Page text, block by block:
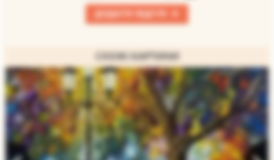
ДОДАТИ ВІДГУК +
СХОЖІ КАРТИНИ